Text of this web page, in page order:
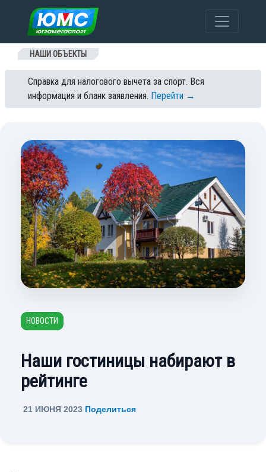
Перейти к содержанию
НАШИ ОБЪЕКТЫ
Справка для налогового вычета за спорт. Вся
информация и бланк заявления. Перейти →
НОВОСТИ
Наши гостиницы набирают в
рейтинге
21 ИЮНЯ 2023 Поделиться